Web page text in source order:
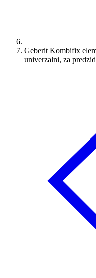
Geberit Kombifix
univerzalni, za